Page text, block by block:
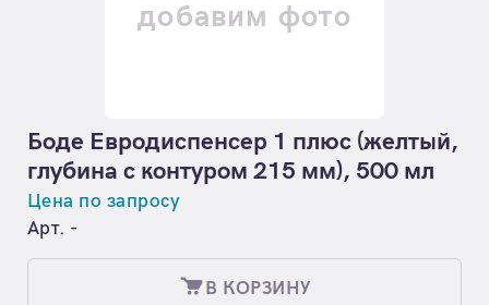
добавим фото
Боде Евродиспенсер 1 плюс (желтый,
глубина с контуром 215 мм), 500 мл
Цена по запросу
Арт. -
В КОРЗИНУ